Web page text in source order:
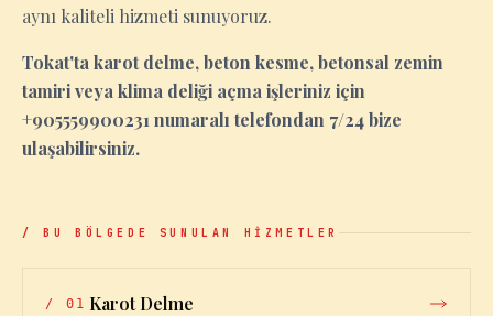
aynı kaliteli hizmeti sunuyoruz.
Tokat'ta karot delme, beton kesme, betonsal zemin
tamiri veya klima deliği açma işleriniz için
+905559900231 numaralı telefondan 7/24 bize
ulaşabilirsiniz.
/ BU BÖLGEDE SUNULAN HİZMETLER
/ 01 Karot Delme